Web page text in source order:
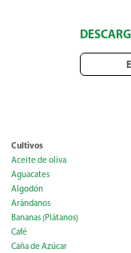
Cultivos
Aceite de oliva
Aguacates
Algodón
Arándanos
Bananas (Plátanos)
Café
Caña de Azúcar